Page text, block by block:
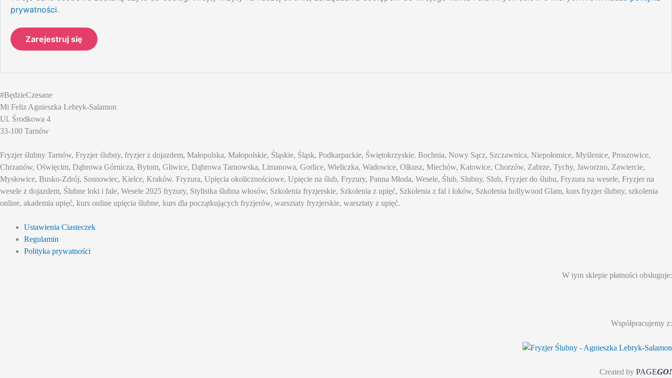
prywatności.
Zarejestruj się
#BędzieCzesane
Mi Feliz Agnieszka Lebryk-Salamon
Ul. Środkowa 4
33-100 Tarnów
Fryzjer ślubny Tarnów, Fryzjer ślubny, fryzjer z dojazdem, Małopolska, Małopolskie, Śląskie, Śląsk, Podkarpackie, Świętokrzyskie. Bochnia, Nowy Sącz, Szczawnica, Niepołomice, Myślenice, Proszowice,
Chrzanów, Oświęcim, Dąbrowa Górnicza, Bytom, Gliwice, Dąbrowa Tarnowska, Limanowa, Gorlice, Wieliczka, Wadowice, Olkusz, Miechów, Katowice, Chorzów, Zabrze, Tychy, Jaworzno, Zawiercie,
Mysłowice, Busko-Zdrój, Sosnowiec, Kielce, Kraków. Fryzura, Upięcia okolicznościowe, Upięcie na ślub, Fryzury, Panna Młoda, Wesele, Ślub, Slubny, Slub, Fryzjer do ślubu, Fryzura na wesele, Fryzjer na
wesele z dojazdem, Ślubne loki i fale, Wesele 2025 fryzury, Stylistka ślubna włosów, Szkolenia fryzjerskie, Szkolenia z upięć, Szkolenia z fal i loków, Szkolenia hollywood Glam, kurs fryzjer ślubny, szkolenia
online, akademia upięć, kurs online upięcia ślubne, kurs dla początkujących fryzjerów, warsztaty fryzjerskie, warsztaty z upięć.
Ustawienia Ciasteczek
Regulamin
Polityka prywatności
W tym sklepie płatności obsługuje:
Współpracujemy z:
Created by PAGEGO!